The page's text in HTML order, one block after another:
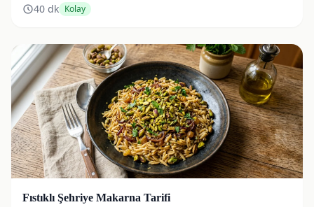
40 dk Kolay
Fıstıklı Şehriye Makarna Tarifi